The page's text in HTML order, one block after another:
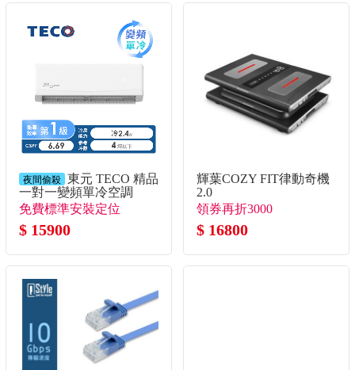
夜間偷殺 東元 TECO 精品
一對一變頻單冷空調
免費標準安裝定位
$ 15900
輝葉COZY FIT律動奇機
2.0
領券再折3000
$ 16800